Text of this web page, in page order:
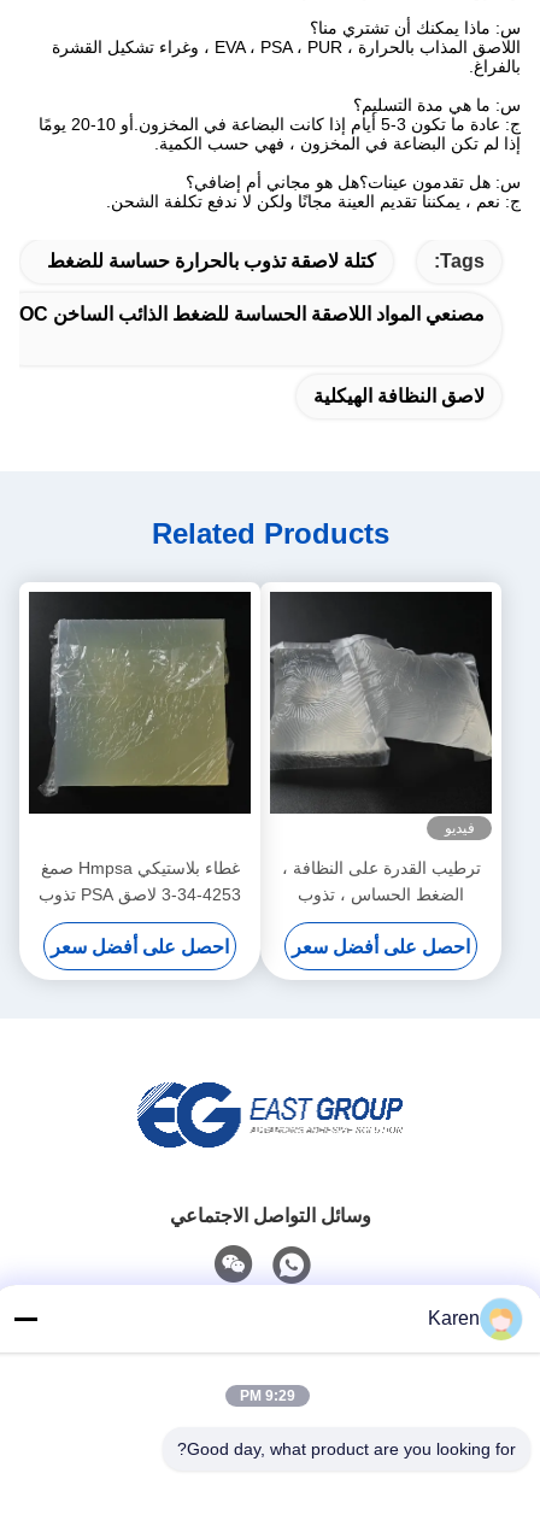
س: ماذا يمكنك أن تشتري منا؟
اللاصق المذاب بالحرارة ، EVA ، PSA ، PUR ، وغراء تشكيل القشرة
بالفراغ.
س: ما هي مدة التسليم؟
ج: عادة ما تكون 3-5 أيام إذا كانت البضاعة في المخزون.أو 10-20 يومًا
إذا لم تكن البضاعة في المخزون ، فهي حسب الكمية.
س: هل تقدمون عينات؟هل هو مجاني أم إضافي؟
ج: نعم ، يمكننا تقديم العينة مجانًا ولكن لا ندفع تكلفة الشحن.
Tags: كتلة لاصقة تذوب بالحرارة حساسة للضغط
مصنعي المواد اللاصقة الحساسة للضغط الذائب الساخن VOC
لاصق النظافة الهيكلية
Related Products
فيديو
ترطيب القدرة على النظافة ،
الضغط الحساس ، تذوب
بالحرارة لحفاضات الأطفال
احصل على أفضل سعر
غطاء بلاستيكي Hmpsa صمغ
4253-34-3 لاصق PSA تذوب
بالحرارة
احصل على أفضل سعر
وسائل التواصل الاجتماعي
+86-18912490312
بريد إلكتروني
Karen
9:29 PM
Good day, what product are you looking for?